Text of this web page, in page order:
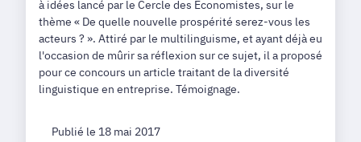
à idées lancé par le Cercle des Economistes, sur le
thème « De quelle nouvelle prospérité serez-vous les
acteurs ? ». Attiré par le multilinguisme, et ayant déjà eu
l'occasion de mûrir sa réflexion sur ce sujet, il a proposé
pour ce concours un article traitant de la diversité
linguistique en entreprise. Témoignage.
Publié le 18 mai 2017